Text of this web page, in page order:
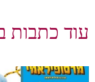
עוד כתבות